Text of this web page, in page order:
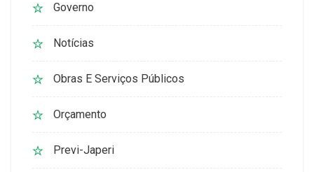
Governo
Notícias
Obras E Serviços Públicos
Orçamento
Previ-Japeri